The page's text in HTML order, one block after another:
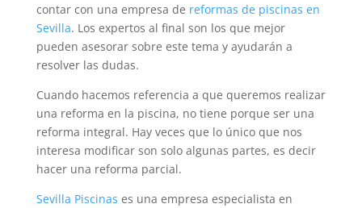
contar con una empresa de reformas de piscinas en
Sevilla. Los expertos al final son los que mejor
pueden asesorar sobre este tema y ayudarán a
resolver las dudas.
Cuando hacemos referencia a que queremos realizar
una reforma en la piscina, no tiene porque ser una
reforma integral. Hay veces que lo único que nos
interesa modificar son solo algunas partes, es decir
hacer una reforma parcial.
Sevilla Piscinas es una empresa especialista en